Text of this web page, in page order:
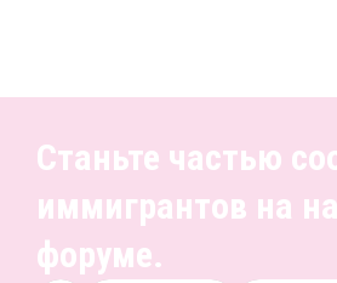
Станьте частью
иммигрантов на
форуме.